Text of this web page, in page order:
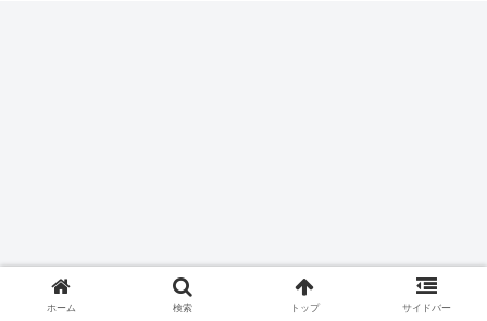
ホーム 検索 トップ サイドバー